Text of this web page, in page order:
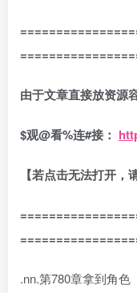
由于文章直接放资
$观@看%连#接：
【若点击无法打开，
.nn.第780章拿到角色